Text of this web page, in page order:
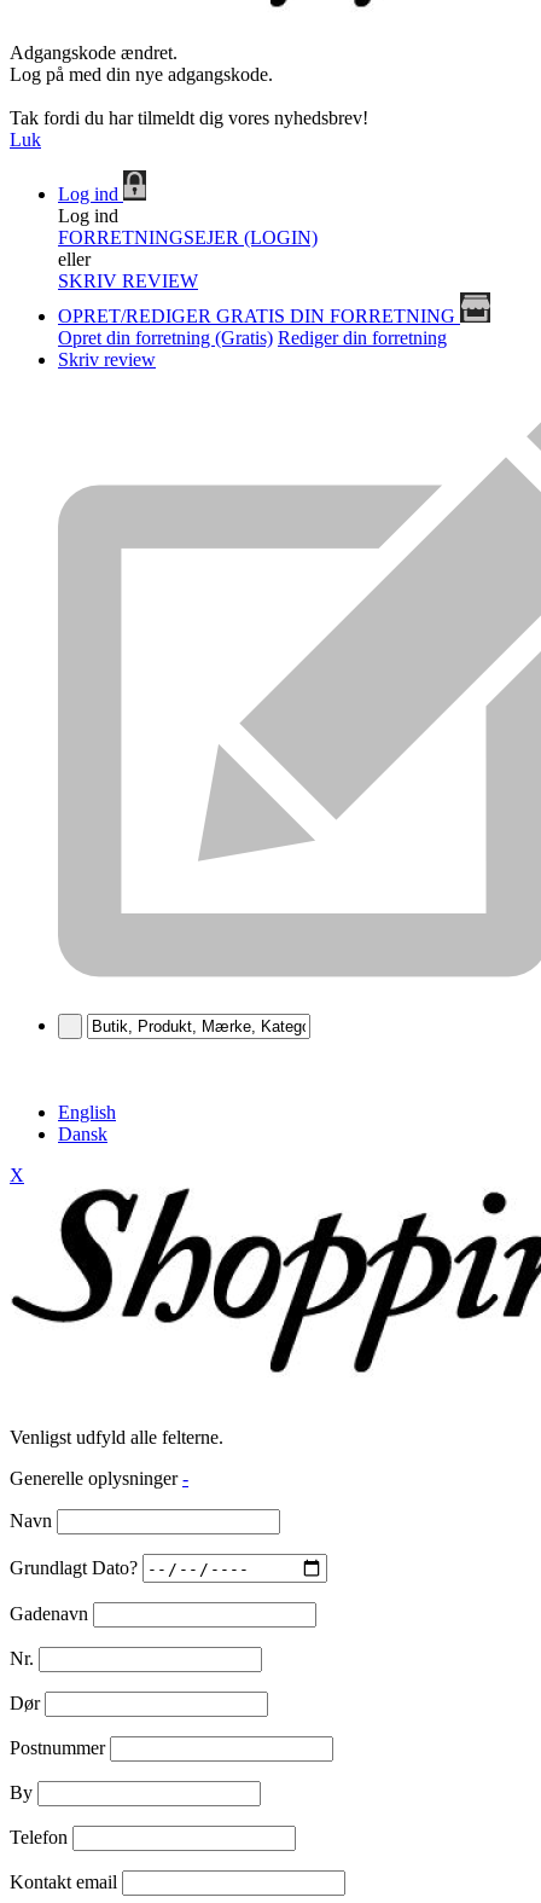
Adgangskode ændret.
Log på med din nye adgangskode.
Tak fordi du har tilmeldt dig vores nyhedsbrev!
Luk
Log ind
Log ind
FORRETNINGSEJER (LOGIN)
eller
SKRIV REVIEW
OPRET/REDIGER GRATIS DIN FORRETNING
Opret din forretning (Gratis) Rediger din forretning
Skriv review
English
Dansk
X
Venligst udfyld alle felterne.
Generelle oplysninger -
Navn
Grundlagt Dato?
Gadenavn
Nr.
Dør
Postnummer
By
Telefon
Kontakt email